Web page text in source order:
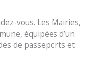
vous. Les Mairies,
équipées d’un
de passeports et